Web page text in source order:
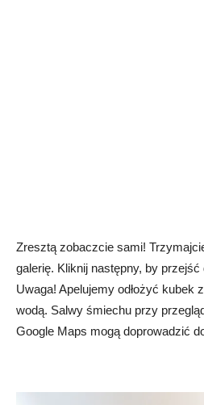
Zresztą zobaczcie sami!
galerię. Kliknij następny, by przejść
Uwaga! Apelujemy odłożyć kubek
wodą. Salwy śmiechu przy
Google Maps mogą doprowadzić